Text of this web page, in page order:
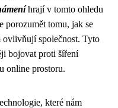
hrají v tomto ohledu
tomu, jak se
ovlivňují společnost. Tyto
bojovat proti šíření
online prostoru.
které nám